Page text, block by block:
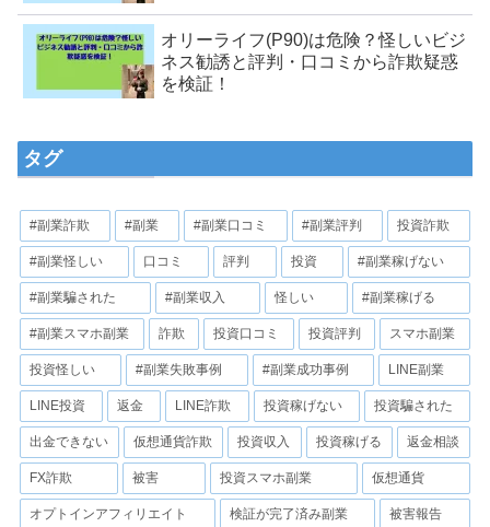
オリーライフ(P90)は危険？怪しいビジ
ネス勧誘と評判・口コミから詐欺疑惑
を検証！
タグ
#副業詐欺 #副業 #副業口コミ #副業評判 投資詐欺
#副業怪しい 口コミ 評判 投資 #副業稼げない
#副業騙された #副業収入 怪しい #副業稼げる
#副業スマホ副業 詐欺 投資口コミ 投資評判 スマホ副業
投資怪しい #副業失敗事例 #副業成功事例 LINE副業
LINE投資 返金 LINE詐欺 投資稼げない 投資騙された
出金できない 仮想通貨詐欺 投資収入 投資稼げる 返金相談
FX詐欺 被害 投資スマホ副業 仮想通貨
オプトインアフィリエイト 検証が完了済み副業 被害報告